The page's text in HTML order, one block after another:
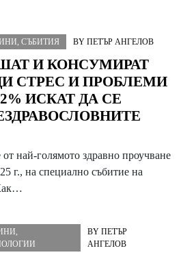
СЪБИТИЯ BY ПЕТЪР АНГЕЛОВ
И КОНСУМИРАТ
СТРЕС И ПРОБЛЕМИ
ИСКАТ ДА СЕ
от най-голямото здравно проучване
г., на специално събитие на
BY ПЕТЪР
АНГЕЛОВ